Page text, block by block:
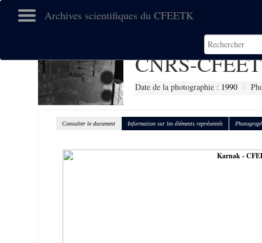
Archives scientifiques du CFEETK
CNRS-
Date de la photographie : 1990
Consulter le document Information sur les éléments représentés